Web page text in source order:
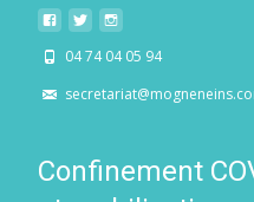
04 74 04 05 94
Confinement